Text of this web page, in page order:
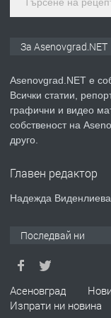
ПРЕДЛАГА
ПРЕДЛАГА
За Asenovgrad.NET
Asenovgrad.NET е
Всички статии,
графични и видео
собственост на
друго.
Главен редактор
Надежда Виденлиева
Последвай ни
Асеновград
Изпрати ни новина